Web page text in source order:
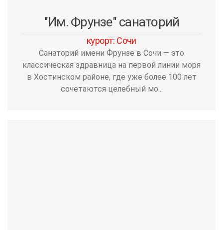
"Им. Фрунзе" санаторий
курорт: Сочи
Санаторий имени Фрунзе в Сочи — это
классическая здравница на первой линии моря
в Хостинском районе, где уже более 100 лет
сочетаются целебный мо...